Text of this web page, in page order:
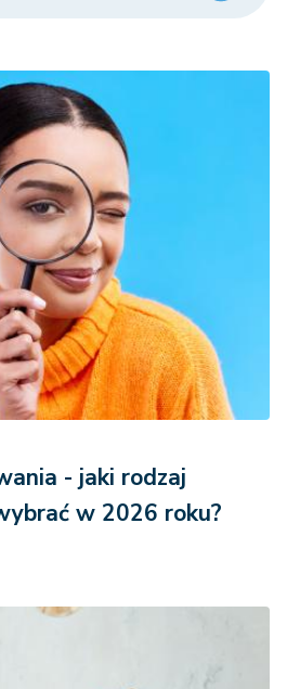
35.000 euro
35.000 euro
100.000 euro
35.000 euro
35.000 euro
100.000 euro
35.000 euro
100.000 euro
- jaki rodzaj
w 2026 roku?